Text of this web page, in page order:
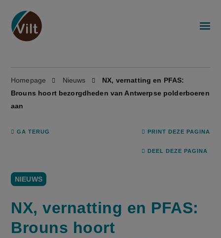
Homepage Nieuws
NX, vernatting en PFAS:
Brouns hoort bezorgdheden van Antwerpse polderboeren
aan
GA TERUG PRINT DEZE PAGINA
DEEL DEZE PAGINA
NIEUWS
NX, vernatting en PFAS:
Brouns hoort